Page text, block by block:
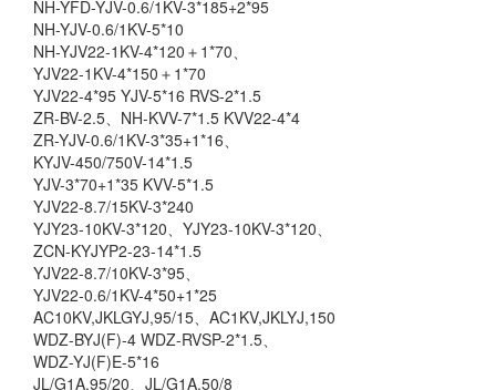
NH-YFD-YJV-0.6/1KV-3*185+2*95
NH-YJV-0.6/1KV-5*10
NH-YJV22-1KV-4*120＋1*70、
YJV22-1KV-4*150＋1*70
YJV22-4*95 YJV-5*16 RVS-2*1.5
ZR-BV-2.5、NH-KVV-7*1.5 KVV22-4*4
ZR-YJV-0.6/1KV-3*35+1*16、
KYJV-450/750V-14*1.5
YJV-3*70+1*35 KVV-5*1.5
YJV22-8.7/15KV-3*240
YJY23-10KV-3*120、YJY23-10KV-3*120、
ZCN-KYJYP2-23-14*1.5
YJV22-8.7/10KV-3*95、
YJV22-0.6/1KV-4*50+1*25
AC10KV,JKLGYJ,95/15、AC1KV,JKLYJ,150
WDZ-BYJ(F)-4 WDZ-RVSP-2*1.5、
WDZ-YJ(F)E-5*16
JL/G1A,95/20、JL/G1A,50/8